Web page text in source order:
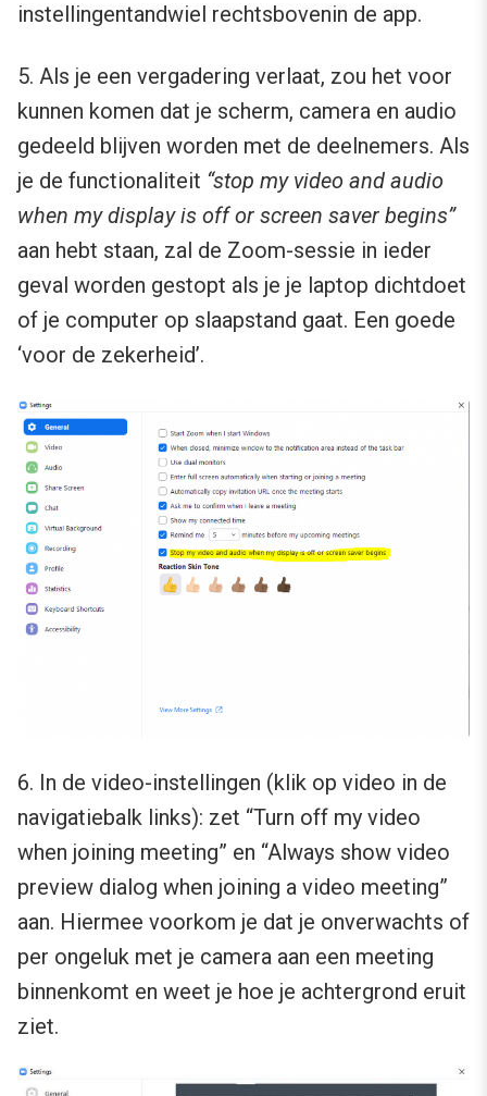
instellingentandwiel rechtsbovenin de app.
5. Als je een vergadering verlaat, zou het voor
kunnen komen dat je scherm, camera en audio
gedeeld blijven worden met de deelnemers. Als
je de functionaliteit “stop my video and audio
when my display is off or screen saver begins”
aan hebt staan, zal de Zoom-sessie in ieder
geval worden gestopt als je je laptop dichtdoet
of je computer op slaapstand gaat. Een goede
‘voor de zekerheid’.
6. In de video-instellingen (klik op video in de
navigatiebalk links): zet “Turn off my video
when joining meeting” en “Always show video
preview dialog when joining a video meeting”
aan. Hiermee voorkom je dat je onverwachts of
per ongeluk met je camera aan een meeting
binnenkomt en weet je hoe je achtergrond eruit
ziet.